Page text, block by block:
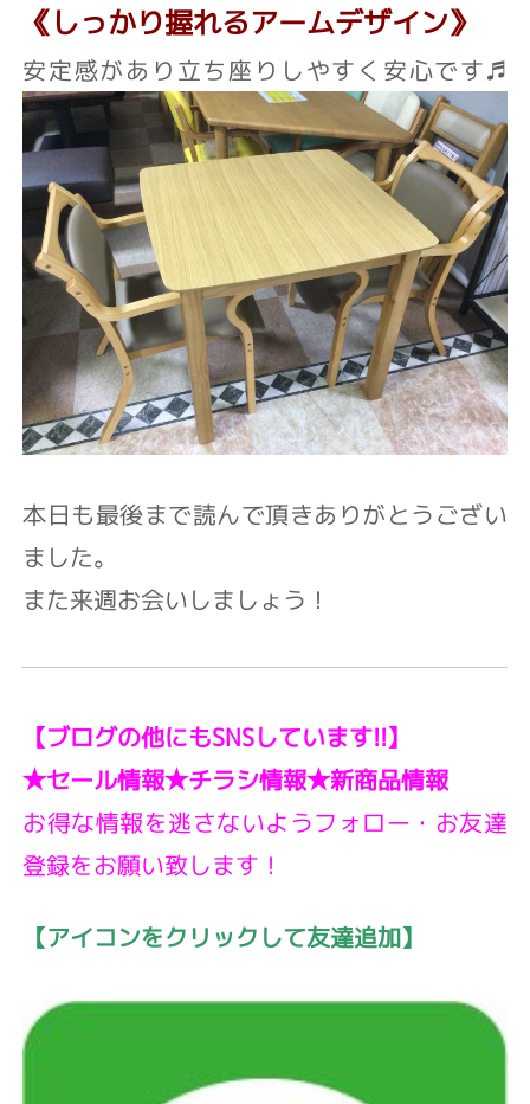
《しっかり握れるアームデザイン》
安定感があり立ち座りしやすく安心です♬
本日も最後まで読んで頂きありがとうござい
ました。
また来週お会いしましょう！
【ブログの他にもSNSしています!!】
★セール情報★チラシ情報★新商品情報
お得な情報を逃さないようフォロー・お友達
登録をお願い致します！
【アイコンをクリックして友達追加】